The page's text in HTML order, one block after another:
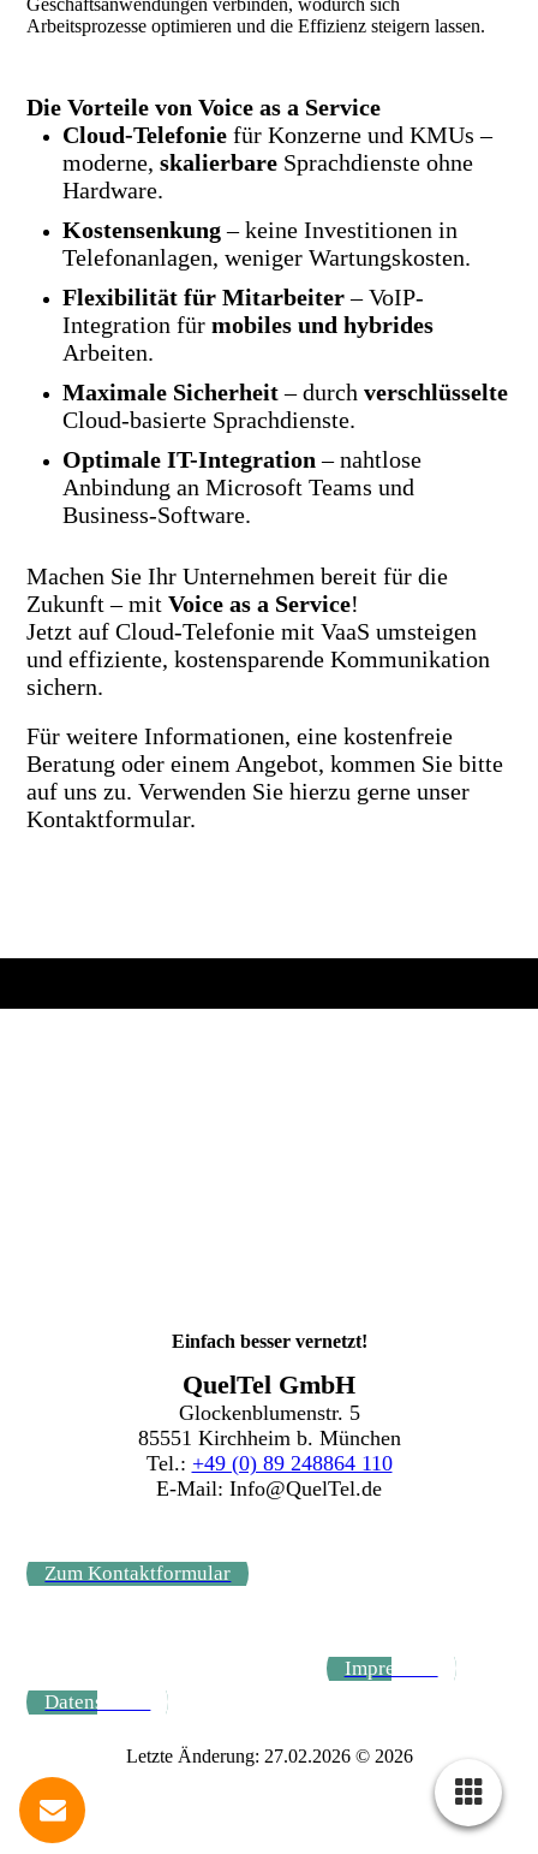
Geschäftsanwendungen verbinden, wodurch sich
Arbeitsprozesse optimieren und die Effizienz steigern lassen.
DieVorteile von Voice as a Service
Cloud-Telefonie für Konzerne und KMUs –
moderne,skalierbare Sprachdienste ohne
Hardware.
Kostensenkung– keine Investitionen in
Telefonanlagen, weniger Wartungskosten.
Flexibilität für Mitarbeiter– VoIP-
Integration fürmobiles und hybrides
Arbeiten.
Maximale Sicherheit– durchverschlüsselte
Cloud-basierte Sprachdienste.
Optimale IT-Integration – nahtlose
Anbindung an Microsoft Teams und
Business-Software.
Machen Sie Ihr Unternehmen bereit für die
Zukunft – mitVoice as a Service!
Jetzt auf Cloud-Telefonie mit VaaS umsteigen
und effiziente, kostensparende Kommunikation
sichern.
Für weitere Informationen, eine kostenfreie
Beratung oder einem Angebot, kommen Sie bitte
auf uns zu. Verwenden Sie hierzu gerne unser
Kontaktformular.
Einfach besser vernetzt!
QuelTel GmbH
Glockenblumenstr. 5
85551 Kirchheim b. München
Tel.: +49 (0) 89 248864 110
E-Mail: Info@QuelTel.de
Zum Kontaktformular
Impressum
Datenschutz
Letzte Änderung: 27.02.2026 © 2026